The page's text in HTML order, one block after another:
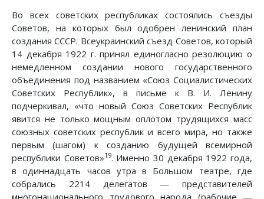
Во всех советских республиках состоялись съезды
Советов, на которых был одобрен ленинский план
создания СССР. Всеукраинский съезд Советов, который
14 декабря 1922 г. принял единогласно резолюцию о
немедленном создании нового государственного
объединения под названием «Союз Социалистических
Советских Республик», в письме к В. И. Ленину
подчеркивал, «что новый Союз Советских Республик
явится не только мощным оплотом трудящихся масс
союзных советских республик и всего мира, но также
первым (шагом) к созданию будущей всемирной
республики Советов»19. Именно 30 декабря 1922 года,
в одиннадцать часов утра в Большом театре, где
собрались 2214 делегатов — представителей
многонационального трудового народа (рабочие —